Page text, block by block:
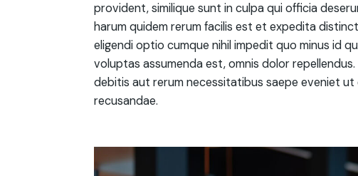
provident, similique sunt in culpa qui officia
harum quidem rerum facilis est et expedita
eligendi optio cumque nihil impedit quo minus id
voluptas assumenda est, omnis dolor
debitis aut rerum necessitatibus saepe eveniet
recusandae.